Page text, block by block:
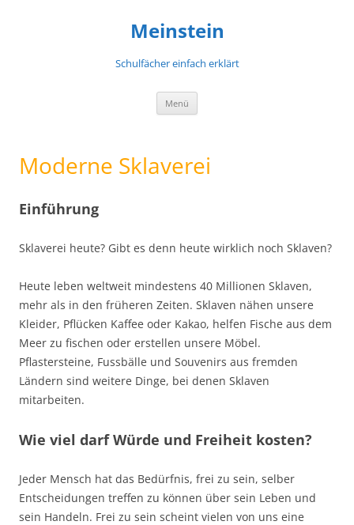
Meinstein
Schulfächer einfach erklärt
Menü
Moderne Sklaverei
Einführung
Sklaverei heute? Gibt es denn heute wirklich noch Sklaven?
Heute leben weltweit mindestens 40 Millionen Sklaven,
mehr als in den früheren Zeiten. Sklaven nähen unsere
Kleider, Pflücken Kaffee oder Kakao, helfen Fische aus dem
Meer zu fischen oder erstellen unsere Möbel.
Pflastersteine, Fussbälle und Souvenirs aus fremden
Ländern sind weitere Dinge, bei denen Sklaven
mitarbeiten.
Wie viel darf Würde und Freiheit kosten?
Jeder Mensch hat das Bedürfnis, frei zu sein, selber
Entscheidungen treffen zu können über sein Leben und
sein Handeln. Frei zu sein scheint vielen von uns eine